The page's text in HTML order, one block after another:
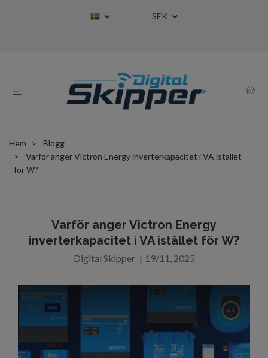
SEK
Hem
Blogg
Varför anger Victron Energy inverterkapacitet i VA istället
för W?
Varför anger Victron Energy
inverterkapacitet i VA istället för W?
Digital Skipper | 19/11, 2025